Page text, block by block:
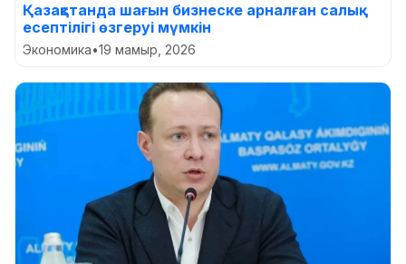
Қазақстанда шағын бизнеске арналған салық
есептілігі өзгеруі мүмкін
Экономика•19 мамыр, 2026